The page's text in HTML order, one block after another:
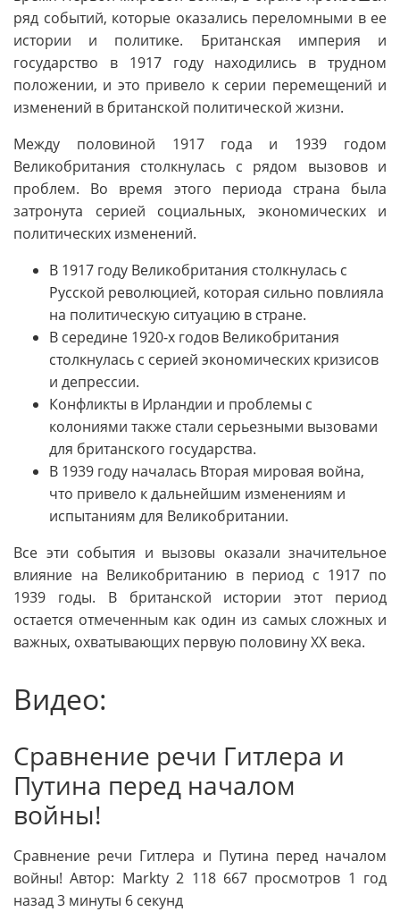
ряд событий, которые оказались переломными в ее
истории и политике. Британская империя и
государство в 1917 году находились в трудном
положении, и это привело к серии перемещений и
изменений в британской политической жизни.
Между половиной 1917 года и 1939 годом
Великобритания столкнулась с рядом вызовов и
проблем. Во время этого периода страна была
затронута серией социальных, экономических и
политических изменений.
В 1917 году Великобритания столкнулась с
Русской революцией, которая сильно повлияла
на политическую ситуацию в стране.
В середине 1920-х годов Великобритания
столкнулась с серией экономических кризисов
и депрессии.
Конфликты в Ирландии и проблемы с
колониями также стали серьезными вызовами
для британского государства.
В 1939 году началась Вторая мировая война,
что привело к дальнейшим изменениям и
испытаниям для Великобритании.
Все эти события и вызовы оказали значительное
влияние на Великобританию в период с 1917 по
1939 годы. В британской истории этот период
остается отмеченным как один из самых сложных и
важных, охватывающих первую половину XX века.
Видео:
Сравнение речи Гитлера и
Путина перед началом
войны!
Сравнение речи Гитлера и Путина перед началом
войны! Автор: Markty 2 118 667 просмотров 1 год
назад 3 минуты 6 секунд